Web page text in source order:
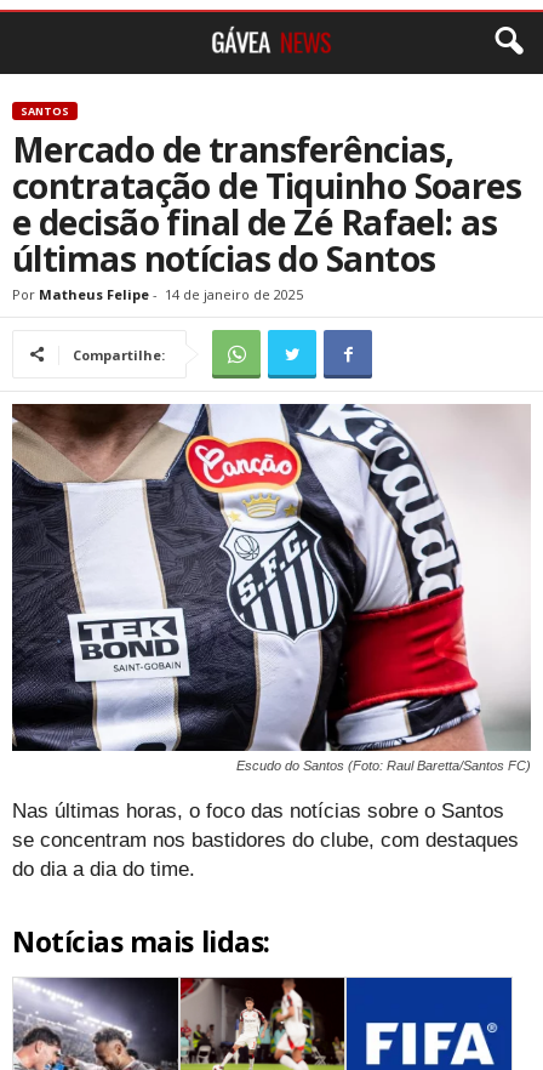
SANTOS
Mercado de transferências,
contratação de Tiquinho Soares
e decisão final de Zé Rafael: as
últimas notícias do Santos
Por Matheus Felipe - 14 de janeiro de 2025
Compartilhe:
Escudo do Santos (Foto: Raul Baretta/Santos FC)
Nas últimas horas, o foco das notícias sobre o Santos
se concentram nos bastidores do clube, com destaques
do dia a dia do time.
Notícias mais lidas: